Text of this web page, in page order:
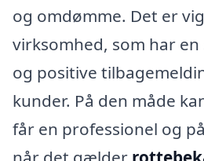
og omdømme. Det er
virksomhed, som har
og positive
kunder. På den måde
får en professionel og